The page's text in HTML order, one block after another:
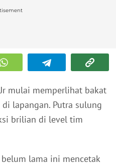
Jr mulai memperlihat bakat
lapangan. Putra sulung
brilian di level tim
lama ini mencetak